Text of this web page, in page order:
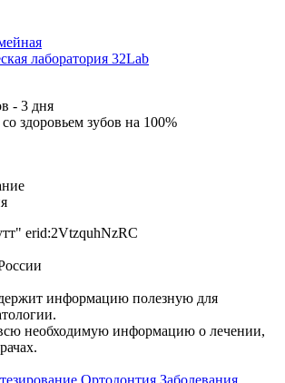
лаборатория 32Lab
- 3 дня
здоровьем зубов на 100%
erid:2VtzquhNzRC
информацию полезную для
необходимую информацию о лечении,
Ортодонтия Заболевания